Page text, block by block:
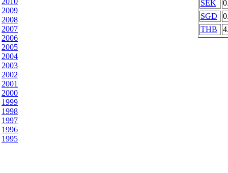
2009
2008
2007
2006
2005
2004
2003
2002
2001
2000
1999
1998
1997
1996
1995
SEK
SGD
THB